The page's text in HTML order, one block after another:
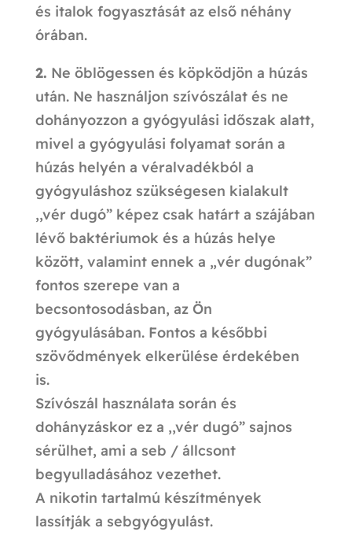
és italok fogyasztását az első néhány
órában.
2. Ne öblögessen és köpködjön a húzás
után. Ne használjon szívószálat és ne
dohányozzon a gyógyulási időszak alatt,
mivel a gyógyulási folyamat során a
húzás helyén a véralvadékból a
gyógyuláshoz szükségesen kialakult
,,vér dugó” képez csak határt a szájában
lévő baktériumok és a húzás helye
között, valamint ennek a „vér dugónak”
fontos szerepe van a
becsontosodásban, az Ön
gyógyulásában. Fontos a későbbi
szövődmények elkerülése érdekében
is.
Szívószál használata során és
dohányzáskor ez a ,,vér dugó” sajnos
sérülhet, ami a seb / állcsont
begyulladásához vezethet.
A nikotin tartalmú készítmények
lassítják a sebgyógyulást.